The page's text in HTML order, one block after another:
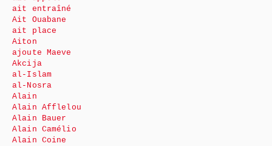
ait entraîné
Ait Ouabane
ait place
Aiton
ajoute Maeve
Akcija
al-Islam
al-Nosra
Alain
Alain Afflelou
Alain Bauer
Alain Camélio
Alain Coine